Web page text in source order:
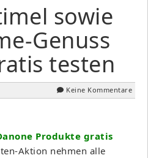
sowie
Genuss
testen
Keine Kommentare
Produkte gratis
Aktion nehmen alle